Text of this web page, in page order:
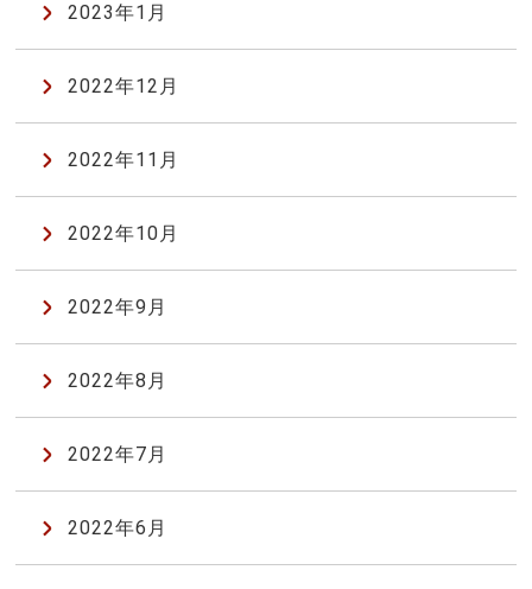
2023年1月
2022年12月
2022年11月
2022年10月
2022年9月
2022年8月
2022年7月
2022年6月